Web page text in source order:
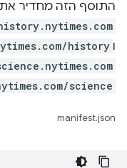
התוסף הזה מחדיר
ו history
science
manifest.json